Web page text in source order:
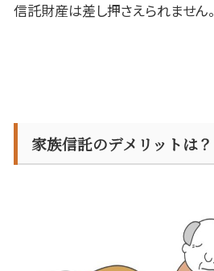
信託財産は差し押さえられません。
家族信託のデメリットは？